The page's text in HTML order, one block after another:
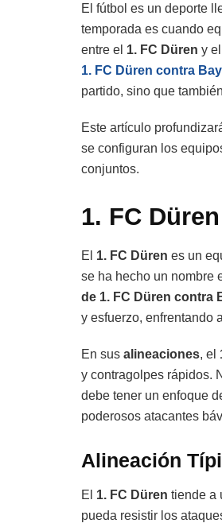
El fútbol es un deporte
temporada es cuando
entre el 1. FC Düren y el
1. FC Düren contra
partido, sino que
Este artículo
se configuran los
conjuntos.
1. FC
El 1. FC Düren es un
se ha hecho un nombre
de 1. FC Düren contra
y esfuerzo, enfrentando
En sus alineaciones, el
y contragolpes rápidos.
debe tener un enfoque
poderosos atacantes
Alineación
El 1. FC Düren tiende a
pueda resistir los